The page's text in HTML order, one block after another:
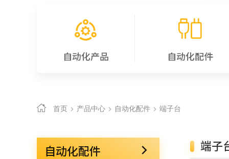
自动化产品 自动化配件
首页 产品中心 自动化配件 端子台
自动化配件 端子